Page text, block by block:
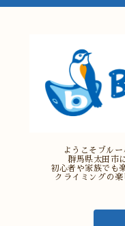
ようこそブル
群馬県太田市
初心者や家族でも
クライミングの楽